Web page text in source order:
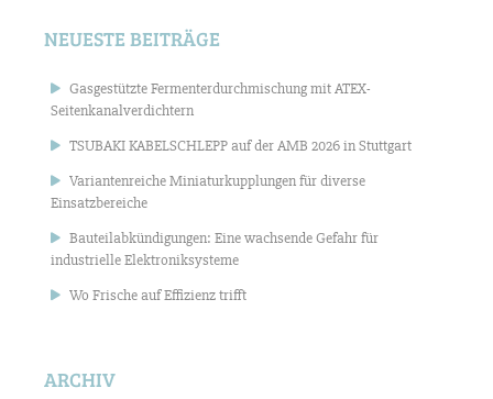
NEUESTE BEITRÄGE
Gasgestützte Fermenterdurchmischung mit ATEX-
Seitenkanalverdichtern
TSUBAKI KABELSCHLEPP auf der AMB 2026 in Stuttgart
Variantenreiche Miniaturkupplungen für diverse
Einsatzbereiche
Bauteilabkündigungen: Eine wachsende Gefahr für
industrielle Elektroniksysteme
Wo Frische auf Effizienz trifft
ARCHIV